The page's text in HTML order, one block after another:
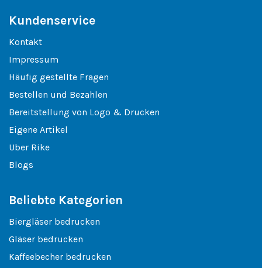
Kundenservice
Kontakt
Impressum
Häufig gestellte Fragen
Bestellen und Bezahlen
Bereitstellung von Logo & Drucken
Eigene Artikel
Uber Rike
Blogs
Beliebte Kategorien
Biergläser bedrucken
Gläser bedrucken
Kaffeebecher bedrucken